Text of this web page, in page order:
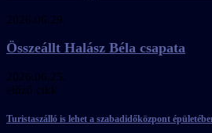
2026.06.29.
Összeállt Halász Béla csapata
2026.06.25.
előző cikk
Turistaszálló is lehet a szabadidőközpont